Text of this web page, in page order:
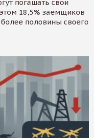
погашать свои
18,5% заемщиков
половины своего